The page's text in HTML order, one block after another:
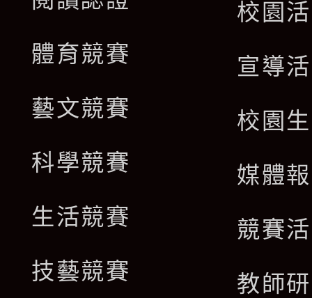
體育競賽
藝文競賽
科學競賽
生活競賽
技藝競賽
校園
宣導
校園
媒體
競賽
教師